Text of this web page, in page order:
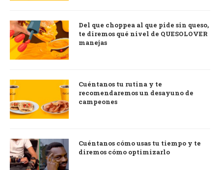
Del que choppea al que pide sin queso,
te diremos qué nivel de QUESOLOVER
manejas
Cuéntanos tu rutina y te
recomendaremos un desayuno de
campeones
Cuéntanos cómo usas tu tiempo y te
diremos cómo optimizarlo